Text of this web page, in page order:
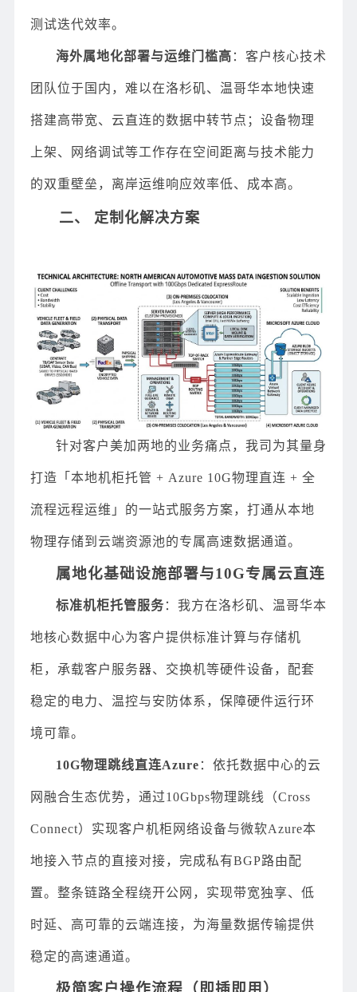
测试迭代效率。
海外属地化部署与运维门槛高 ：客户核心技术
团队位于国内，难以在洛杉矶、温哥华本地快速
搭建高带宽、云直连的数据中转节点；设备物理
上架、网络调试等工作存在空间距离与技术能力
的双重壁垒，离岸运维响应效率低、成本高。
二、 定制化解决方案
针对客户美加两地的业务痛点，我司为其量身
打造「本地机柜托管 + Azure 10G物理直连 + 全
流程远程运维」的一站式服务方案，打通从本地
物理存储到云端资源池的专属高速数据通道。
属地化基础设施部署与10G专属云直连
标准机柜托管服务 ：我方在洛杉矶、温哥华本
地核心数据中心为客户提供标准计算与存储机
柜，承载客户服务器、交换机等硬件设备，配套
稳定的电力、温控与安防体系，保障硬件运行环
境可靠。
10G物理跳线直连Azure ：依托数据中心的云
网融合生态优势，通过10Gbps物理跳线（Cross
Connect）实现客户机柜网络设备与微软Azure本
地接入节点的直接对接，完成私有BGP路由配
置。整条链路全程绕开公网，实现带宽独享、低
时延、高可靠的云端连接，为海量数据传输提供
稳定的高速通道。
极简客户操作流程（即插即用）